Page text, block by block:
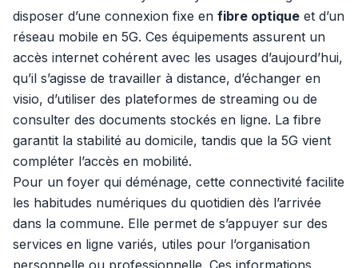
disposer d’une connexion fixe en fibre optique et d’un
réseau mobile en 5G. Ces équipements assurent un
accès internet cohérent avec les usages d’aujourd’hui,
qu’il s’agisse de travailler à distance, d’échanger en
visio, d’utiliser des plateformes de streaming ou de
consulter des documents stockés en ligne. La fibre
garantit la stabilité au domicile, tandis que la 5G vient
compléter l’accès en mobilité.
Pour un foyer qui déménage, cette connectivité facilite
les habitudes numériques du quotidien dès l’arrivée
dans la commune. Elle permet de s’appuyer sur des
services en ligne variés, utiles pour l’organisation
personnelle ou professionnelle. Ces informations